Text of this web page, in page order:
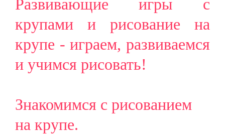
Развивающие игры с
крупами и рисование на
крупе - играем, развиваемся
и учимся рисовать!
Знакомимся с рисованием
на крупе.